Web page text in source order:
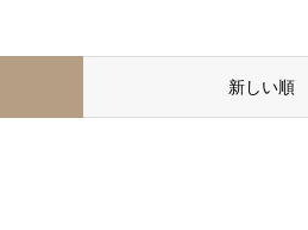
新しい順